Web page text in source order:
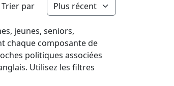
Trier par
jeunes, seniors,
chaque composante de
politiques associées
Utilisez les filtres